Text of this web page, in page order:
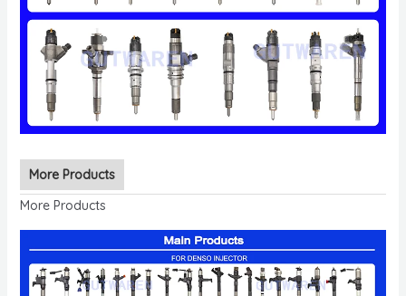
More Products
More Products